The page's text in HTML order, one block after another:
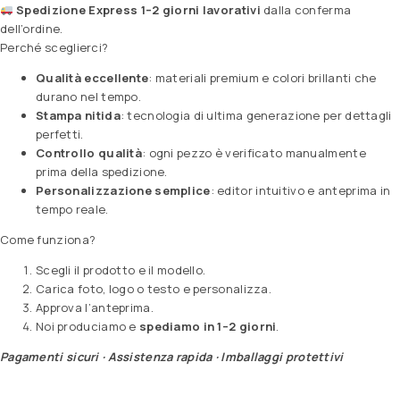
Spedizione Express 1–2 giorni lavorativi dalla conferma
dell’ordine.
Perché sceglierci?
Qualità eccellente: materiali premium e colori brillanti che
durano nel tempo.
Stampa nitida: tecnologia di ultima generazione per dettagli
perfetti.
Controllo qualità: ogni pezzo è verificato manualmente
prima della spedizione.
Personalizzazione semplice: editor intuitivo e anteprima in
tempo reale.
Come funziona?
Scegli il prodotto e il modello.
Carica foto, logo o testo e personalizza.
Approva l’anteprima.
Noi produciamo e spediamo in 1–2 giorni.
Pagamenti sicuri · Assistenza rapida · Imballaggi protettivi